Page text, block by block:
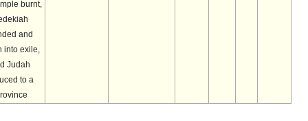
the temple burnt,
Zedekiah
blinded and
taken into exile,
and Judah
reduced to a
province.